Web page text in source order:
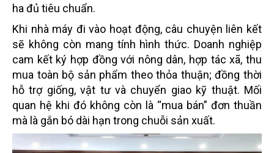
ha đủ tiêu chuẩn.
Khi nhà máy đi vào hoạt động, câu chuyện liên kết
sẽ không còn mang tính hình thức. Doanh nghiệp
cam kết ký hợp đồng với nông dân, hợp tác xã, thu
mua toàn bộ sản phẩm theo thỏa thuận; đồng thời
hỗ trợ giống, vật tư và chuyển giao kỹ thuật. Mối
quan hệ khi đó không còn là “mua bán” đơn thuần
mà là gắn bó dài hạn trong chuỗi sản xuất.